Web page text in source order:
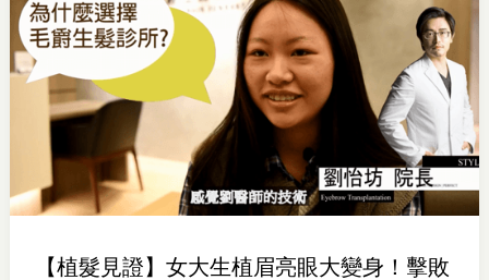
【植髮見證】女大生植眉亮眼大變身！擊敗